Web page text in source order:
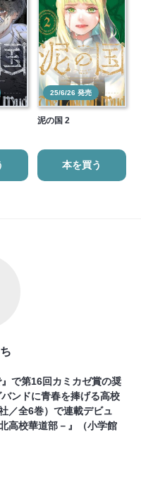
25/6/26 発売
泥の国 2
本を買う
で第16回カミカゼ賞の奨
ンドに青春を捧げる高校
／全6巻）で連載デビュ
高校華道部－』（小学館